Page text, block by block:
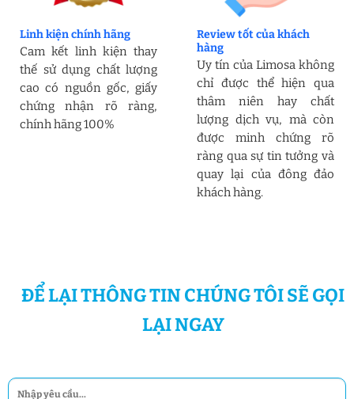
Linh kiện chính hãng
Cam kết linh kiện thay
thế sử dụng chất lượng
cao có nguồn gốc, giấy
chứng nhận rõ ràng,
chính hãng 100%
Review tốt của khách
hàng
Uy tín của Limosa không
chỉ được thể hiện qua
thâm niên hay chất
lượng dịch vụ, mà còn
được minh chứng rõ
ràng qua sự tin tưởng và
quay lại của đông đảo
khách hàng.
ĐỂ LẠI THÔNG TIN CHÚNG TÔI SẼ GỌI
LẠI NGAY